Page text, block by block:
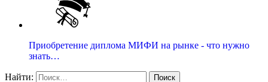
Приобретение диплома МИФИ на рынке - что нужно
знать…
Найти: